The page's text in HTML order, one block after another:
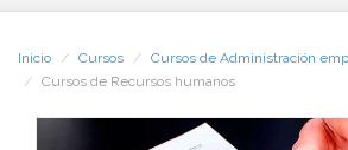
Inicio Cursos
Cursos de Administración
Cursos de Recursos humanos